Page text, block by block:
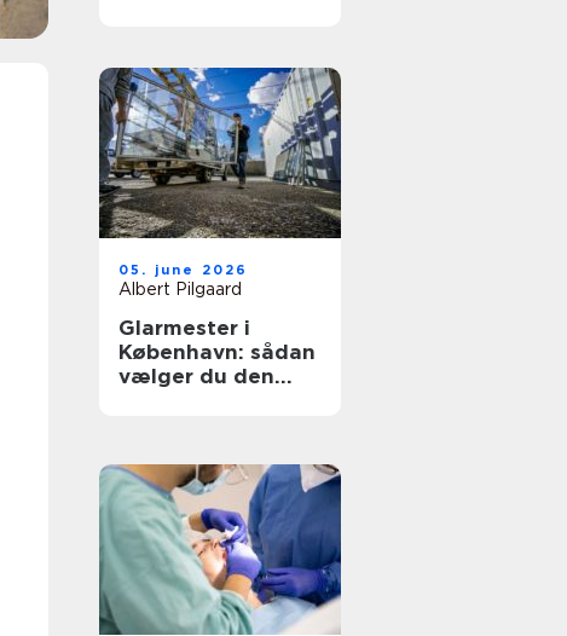
05. june 2026
Albert Pilgaard
Glarmester i
København: sådan
vælger du den